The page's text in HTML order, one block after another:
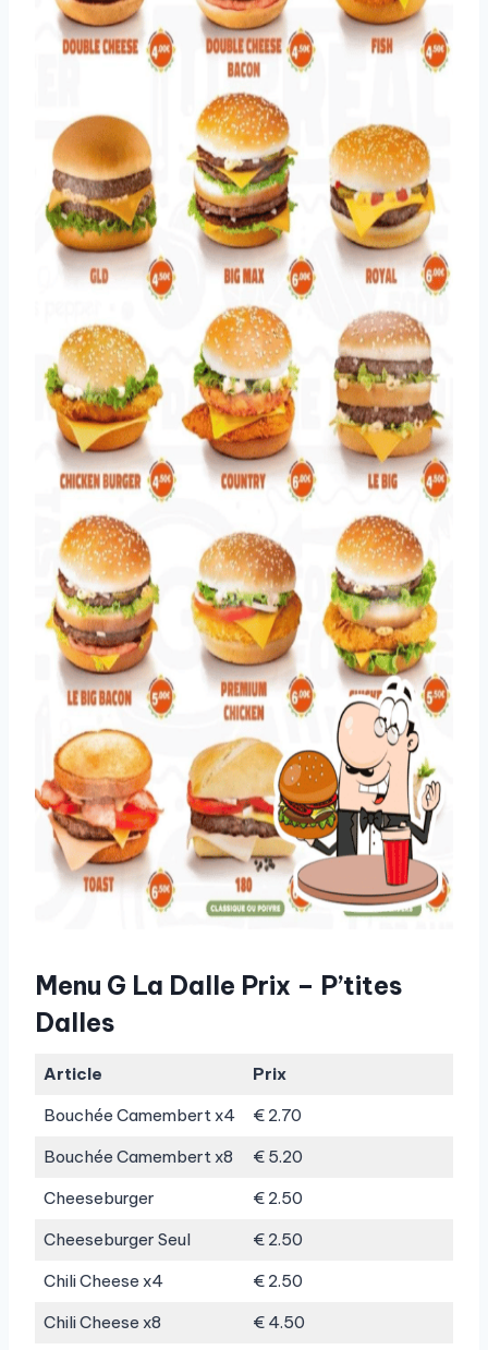
Menu G La Dalle Prix – P’tites
Dalles
Article
Prix
Bouchée Camembert x4
€ 2.70
Bouchée Camembert x8
€ 5.20
Cheeseburger
€ 2.50
Cheeseburger Seul
€ 2.50
Chili Cheese x4
€ 2.50
Chili Cheese x8
€ 4.50